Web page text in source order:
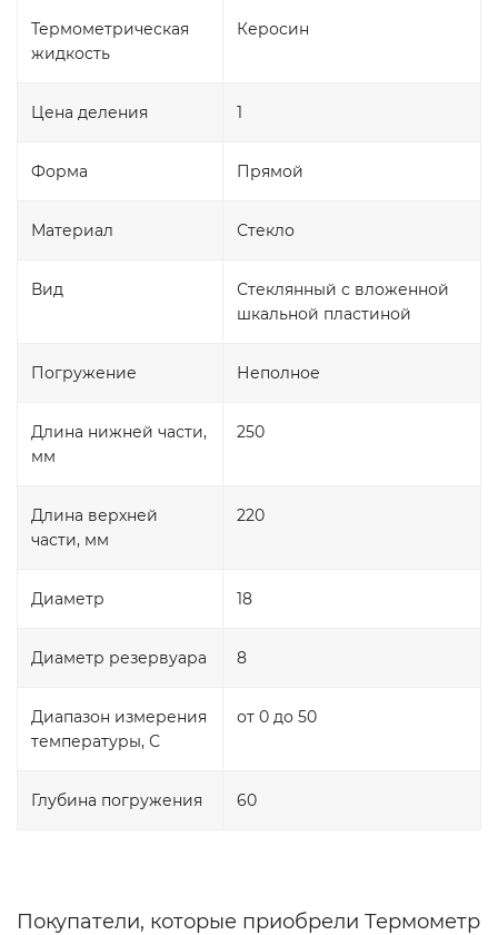
Термометрическая
жидкость
Керосин
Цена деления 1
Форма Прямой
Материал Стекло
Вид
Стеклянный с вложенной
шкальной пластиной
Погружение Неполное
Длина нижней части,
мм
250
Длина верхней
части, мм
220
Диаметр 18
Диаметр резервуара 8
Диапазон измерения
температуры, С
от 0 до 50
Глубина погружения 60
Покупатели, которые приобрели Термометр